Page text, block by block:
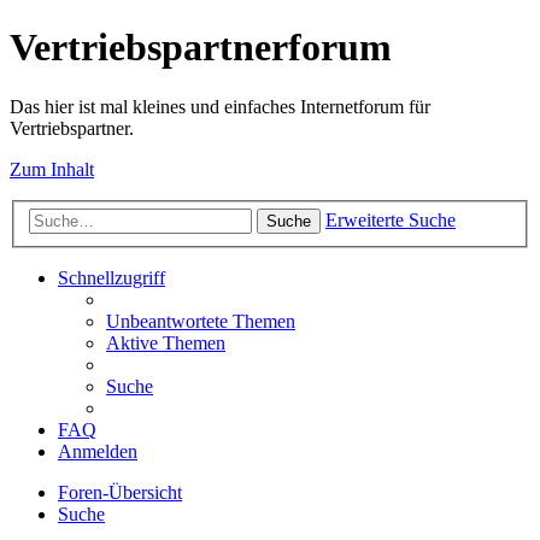
Vertriebspartnerforum
Das hier ist mal kleines und einfaches Internetforum für
Vertriebspartner.
Zum Inhalt
Suche Erweiterte Suche
Schnellzugriff
Unbeantwortete Themen
Aktive Themen
Suche
FAQ
Anmelden
Foren-Übersicht
Suche